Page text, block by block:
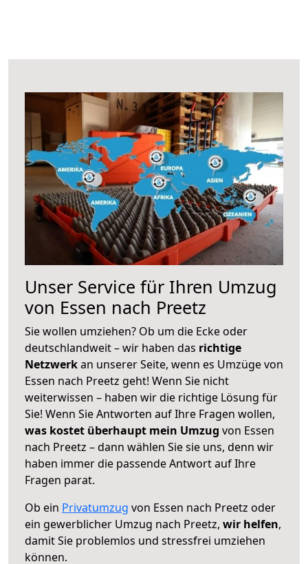
Unser Service für Ihren Umzug
von Essen nach Preetz
Sie wollen umziehen? Ob um die Ecke oder
deutschlandweit – wir haben das richtige
Netzwerkan unserer Seite, wenn es Umzüge von
Essen nach Preetz geht! Wenn Sie nicht
weiterwissen – haben wir die richtige Lösung für
Sie! Wenn Sie Antworten auf Ihre Fragen wollen,
was kostet überhaupt mein Umzug von Essen
nach Preetz – dann wählen Sie sie uns, denn wir
haben immer die passende Antwort auf Ihre
Fragen parat.
Ob ein Privatumzug von Essen nach Preetz oder
ein gewerblicher Umzug nach Preetz, wir helfen,
damit Sie problemlos und stressfrei umziehen
können.